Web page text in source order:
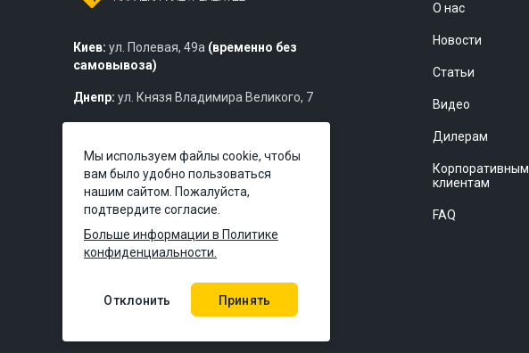
Киев: ул. Полевая, 49а (временно без
самовывоза)
Днепр: ул. Князя Владимира Великого, 7
О нас
Новости
Статьи
Видео
Дилерам
Корпоративным
клиентам
FAQ
Мы используем файлы cookie, чтобы
вам было удобно пользоваться
нашим сайтом. Пожалуйста,
подтвердите согласие.
Больше информации в Политике
конфиденциальности.
Отклонить Принять